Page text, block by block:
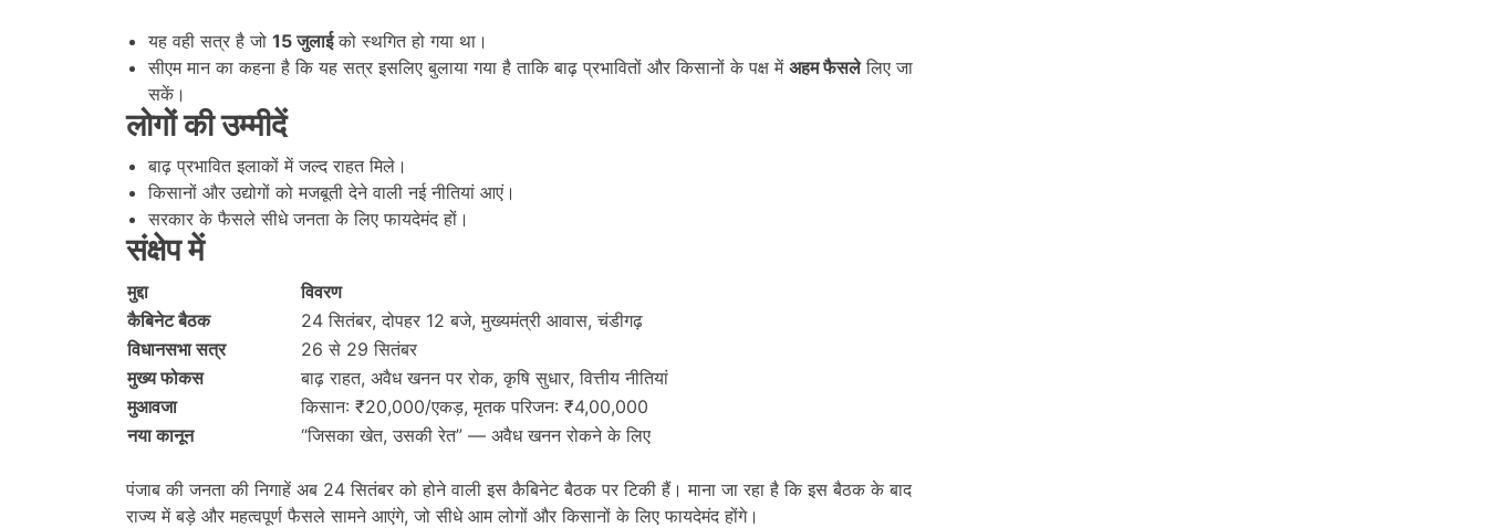
यह वही सत्र है जो 15जुलाईको स्थगित हो गया था।
सीएम मान का कहना है कि यह सत्र इसलिए बुलाया गया है ताकि बाढ़ प्रभावितों और किसानों के पक्ष में अहम फैसलेलिए जा
सकें।
लोगों की उम्मीदें
बाढ़ प्रभावित इलाकों में जल्द राहत मिले।
किसानों और उद्योगों को मजबूती देने वाली नई नीतियां आएं।
सरकार के फैसले सीधे जनता के लिए फायदेमंद हों।
संक्षेप में
मुद्दा
विवरण
कैबिनेट बैठक
24 सितंबर, दोपहर 12 बजे, मुख्यमंत्री आवास, चंडीगढ़
विधानसभा सत्र
26 से 29 सितंबर
मुख्य फोकस
बाढ़ राहत, अवैध खनन पर रोक, कृषि सुधार, वित्तीय नीतियां
मुआवजा
किसान: ₹20,000/एकड़, मृतक परिजन: ₹4,00,000
नया कानून
“जिसका खेत, उसकी रेत” — अवैध खनन रोकने के लिए
पंजाब की जनता की निगाहें अब 24 सितंबर को होने वाली इस कैबिनेट बैठक पर टिकी हैं। माना जा रहा है कि इस बैठक के बाद
राज्य में बड़े और महत्वपूर्ण फैसले सामने आएंगे, जो सीधे आम लोगों और किसानों के लिए फायदेमंद होंगे।